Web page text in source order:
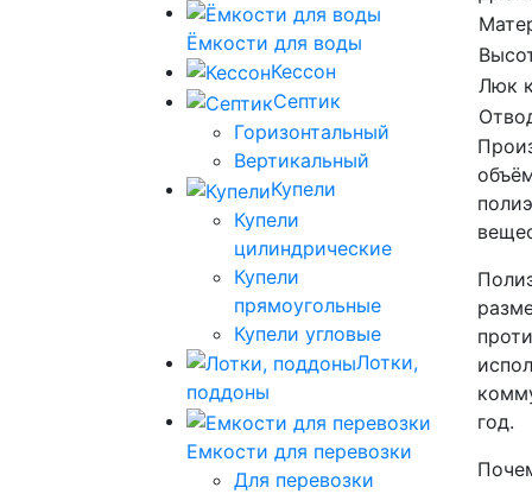
Ёмкости для воды
Кессон
Септик
Горизонтальный
Вертикальный
Купели
Купели
цилиндрические
Купели
прямоугольные
Купели угловые
Лотки,
поддоны
Емкости для перевозки
Для перевозки
Люк
год.